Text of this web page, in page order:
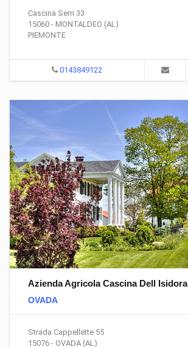
Cascina Serri 33
15060 - MONTALDEO (AL)
PIEMONTE
0143849122
Azienda Agricola Cascina Dell Isidora
OVADA
Strada Cappellette 55
15076 - OVADA (AL)